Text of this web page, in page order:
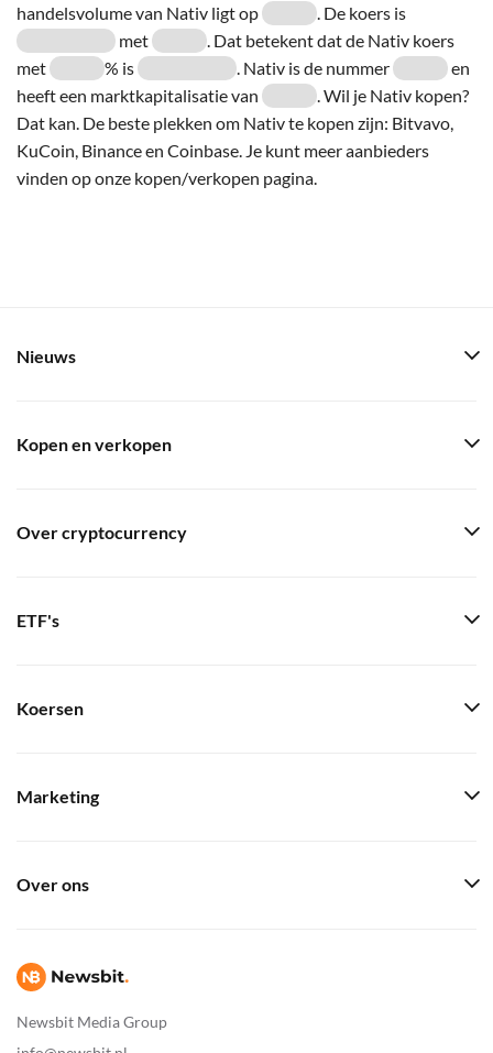
handelsvolume van Nativ ligt op
. De koers is
met
. Dat betekent dat de Nativ koers
met
% is . Nativ is de nummer
en
heeft een marktkapitalisatie van
. Wil je Nativ kopen?
Dat kan. De beste plekken om Nativ te kopen zijn: Bitvavo,
KuCoin, Binance en Coinbase. Je kunt meer aanbieders
vinden op onze kopen/verkopen pagina.
Newsbit Media Group
Nieuws
Kopen en verkopen
Over cryptocurrency
ETF's
Koersen
Marketing
Over ons